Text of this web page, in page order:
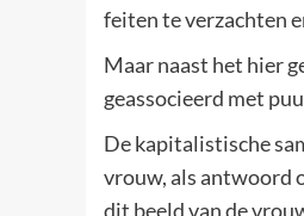
feiten te verzachten
Maar naast het hier
geassocieerd met
De kapitalistische
vrouw, als antwoord
dit beeld van de